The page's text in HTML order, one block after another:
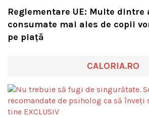
Reglementare UE: Multe dintre
consumate mai ales de copii
pe piață
CALORIA.RO